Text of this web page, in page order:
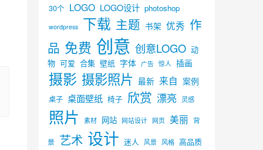
30个 LOGO LOGO设计 photoshop
wordpress 下载 主题 书架 优秀 作
品 免费 创意 创意LOGO 动
物 可爱 合集 壁纸 字体 广告 惊人 插画
摄影 摄影照片 最新 来自 案例
桌子 桌面壁纸 椅子 欣赏 漂亮 灵感
照片 素材 网站 网站设计 网页 美丽 背
景 艺术 设计 迷人 风景 风格 高品质